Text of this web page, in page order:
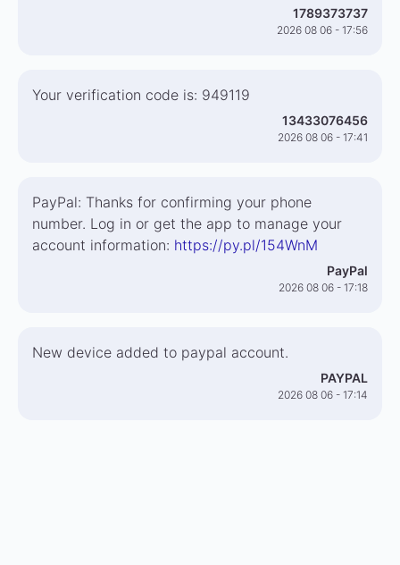
1789373737
2026 08 06 - 17:56
Your verification code is: 949119
13433076456
2026 08 06 - 17:41
PayPal: Thanks for confirming your phone
number. Log in or get the app to manage your
account information: https://py.pl/154WnM
PayPal
2026 08 06 - 17:18
New device added to paypal account.
PAYPAL
2026 08 06 - 17:14